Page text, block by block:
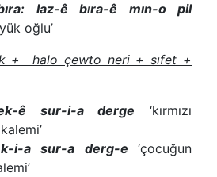
laz-ê bıra-ê mın-o pil
oğlu’
+ halo çewto neri + sıfet +
ê sur-i-a derge ‘kırmızı
i-a sur-a derg-e ‘çocuğun